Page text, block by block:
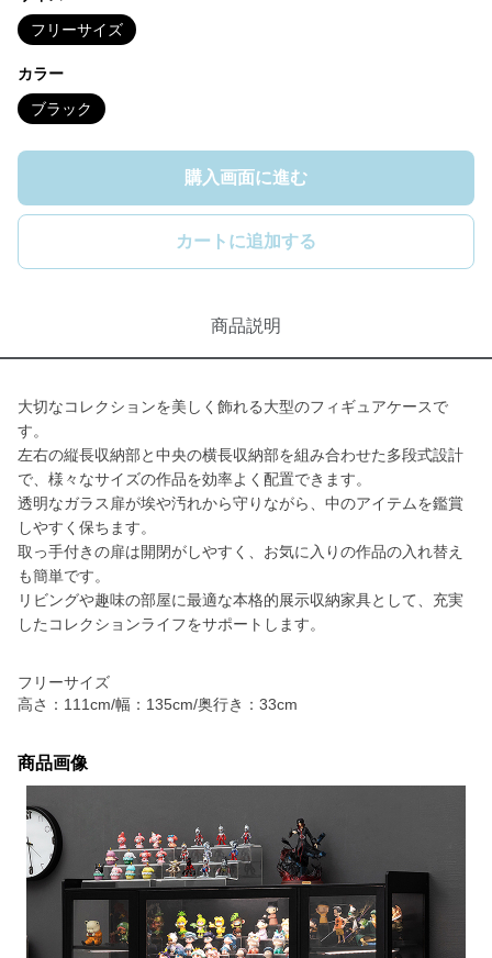
フリーサイズ
カラー
ブラック
購入画面に進む
カートに追加する
商品説明
大切なコレクションを美しく飾れる大型のフィギュアケースで
す。
左右の縦長収納部と中央の横長収納部を組み合わせた多段式設計
で、様々なサイズの作品を効率よく配置できます。
透明なガラス扉が埃や汚れから守りながら、中のアイテムを鑑賞
しやすく保ちます。
取っ手付きの扉は開閉がしやすく、お気に入りの作品の入れ替え
も簡単です。
リビングや趣味の部屋に最適な本格的展示収納家具として、充実
したコレクションライフをサポートします。
フリーサイズ
高さ：111cm/幅：135cm/奥行き：33cm
商品画像